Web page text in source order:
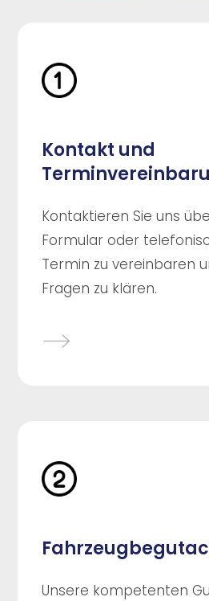
Kontakt und
Kontaktieren Sie uns
Formular oder
Termin zu vereinbaren
Fragen zu klären.
Unsere kompetenten